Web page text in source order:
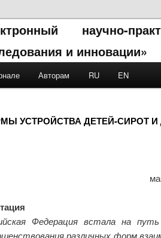
научно-
и инновации»
to primary content
to secondary content
Авторам RU EN
УСТРОЙСТВА ДЕТЕЙ-СИРОТ
Федерация встала на
различных форм